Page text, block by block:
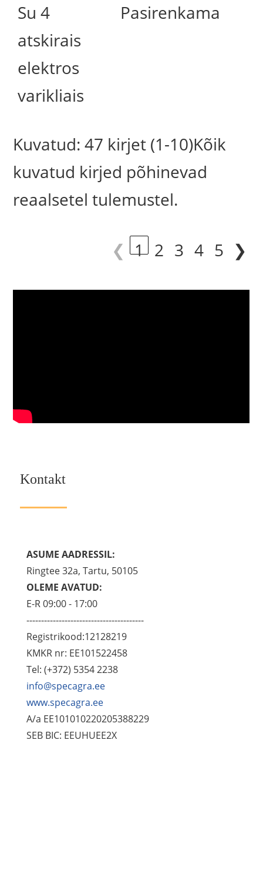
Su 4
atskirais
elektros
varikliais
Pasirenkama
Kuvatud: 47 kirjet (1-10)Kõik
kuvatud kirjed põhinevad
reaalsetel tulemustel.
❮ 1 2 3 4 5 ❯
Kontakt
ASUME AADRESSIL:
Ringtee 32a, Tartu, 50105
OLEME AVATUD:
E-R 09:00 - 17:00
----------------------------------------
Registrikood:12128219
KMKR nr: EE101522458
Tel: (+372) 5354 2238
info@specagra.ee
www.specagra.ee
A/a EE101010220205388229
SEB BIC: EEUHUEE2X